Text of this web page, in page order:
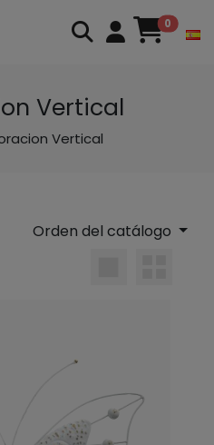
0
Vertical
Vertical
Orden del catálogo